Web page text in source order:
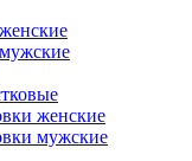
женские
мужские